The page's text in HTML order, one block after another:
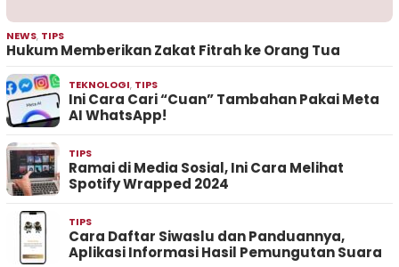
NEWS, TIPS
Hukum Memberikan Zakat Fitrah ke Orang Tua
TEKNOLOGI, TIPS
Ini Cara Cari “Cuan” Tambahan Pakai Meta
AI WhatsApp!
TIPS
Ramai di Media Sosial, Ini Cara Melihat
Spotify Wrapped 2024
TIPS
Cara Daftar Siwaslu dan Panduannya,
Aplikasi Informasi Hasil Pemungutan Suara